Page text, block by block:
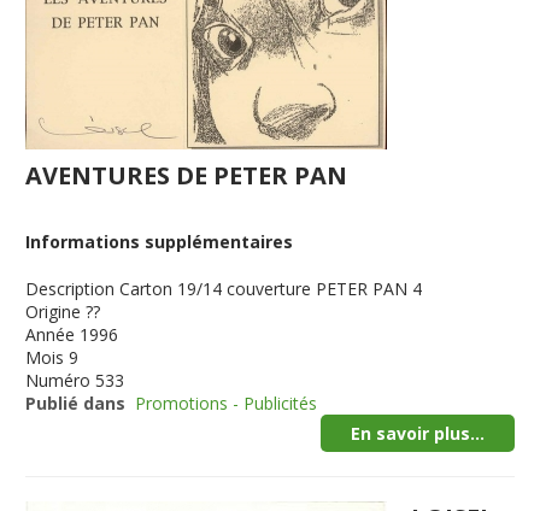
AVENTURES DE PETER PAN
Informations supplémentaires
Description Carton 19/14 couverture PETER PAN 4
Origine ??
Année 1996
Mois 9
Numéro 533
Publié dans Promotions - Publicités
En savoir plus...